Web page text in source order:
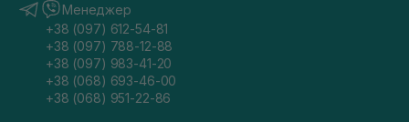
Менеджер
+38 (097) 612-54-81
+38 (097) 788-12-88
+38 (097) 983-41-20
+38 (068) 693-46-00
+38 (068) 951-22-86